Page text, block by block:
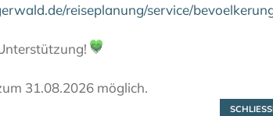
Boegner
reiseplanung/service/
💚
31.08.2026 möglich.